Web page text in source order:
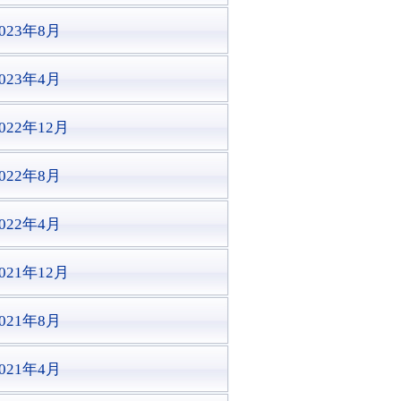
年8月
年4月
年12月
年8月
年4月
年12月
年8月
年4月